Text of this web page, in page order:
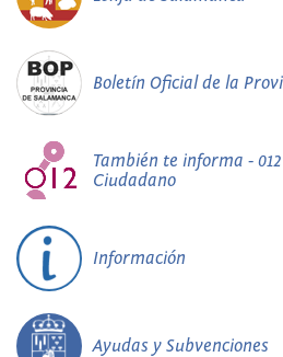
Boletín Oficial de la
También te informa -
Ciudadano
Información
Ayudas y Subvenciones